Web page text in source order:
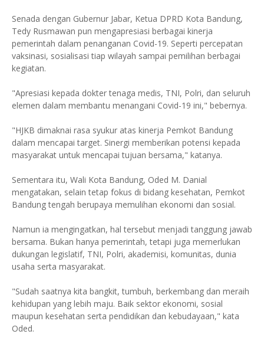
Senada dengan Gubernur Jabar, Ketua DPRD Kota Bandung,
Tedy Rusmawan pun mengapresiasi berbagai kinerja
pemerintah dalam penanganan Covid-19. Seperti percepatan
vaksinasi, sosialisasi tiap wilayah sampai pemilihan berbagai
kegiatan.
"Apresiasi kepada dokter tenaga medis, TNI, Polri, dan seluruh
elemen dalam membantu menangani Covid-19 ini," bebernya.
"HJKB dimaknai rasa syukur atas kinerja Pemkot Bandung
dalam mencapai target. Sinergi memberikan potensi kepada
masyarakat untuk mencapai tujuan bersama," katanya.
Sementara itu, Wali Kota Bandung, Oded M. Danial
mengatakan, selain tetap fokus di bidang kesehatan, Pemkot
Bandung tengah berupaya memulihan ekonomi dan sosial.
Namun ia mengingatkan, hal tersebut menjadi tanggung jawab
bersama. Bukan hanya pemerintah, tetapi juga memerlukan
dukungan legislatif, TNI, Polri, akademisi, komunitas, dunia
usaha serta masyarakat.
"Sudah saatnya kita bangkit, tumbuh, berkembang dan meraih
kehidupan yang lebih maju. Baik sektor ekonomi, sosial
maupun kesehatan serta pendidikan dan kebudayaan," kata
Oded.